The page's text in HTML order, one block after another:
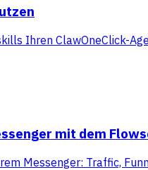
Ihren ClawOneClick-
mit dem
Messenger: Traffic,